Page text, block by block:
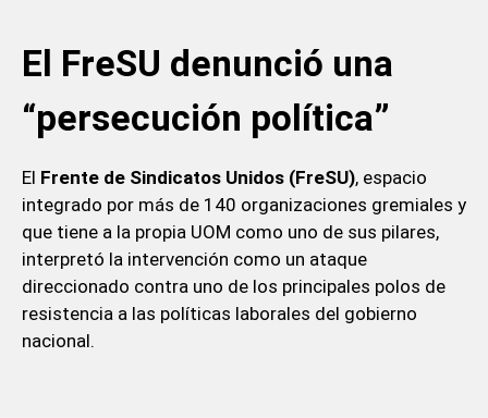
El FreSU denunció una
“persecución política”
El Frente de Sindicatos Unidos (FreSU), espacio
integrado por más de 140 organizaciones gremiales y
que tiene a la propia UOM como uno de sus pilares,
interpretó la intervención como un ataque
direccionado contra uno de los principales polos de
resistencia a las políticas laborales del gobierno
nacional.